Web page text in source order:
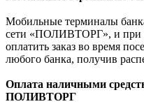
Мобильные терминалы
сети «ПОЛИВТОРГ», и при
оплатить заказ во время
любого банка, получив
Оплата наличными
ПОЛИВТОРГ